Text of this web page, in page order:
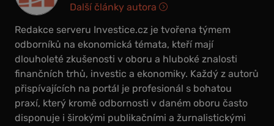
Redakce serveru Investice.cz je tvořena týmem
odborníků na ekonomická témata, kteří mají
dlouholeté zkušenosti v oboru a hluboké znalosti
finančních trhů, investic a ekonomiky. Každý z autorů
přispívajících na portál je profesionál s bohatou
praxí, který kromě odbornosti v daném oboru často
disponuje i širokými publikačními a žurnalistickými
Další články autora